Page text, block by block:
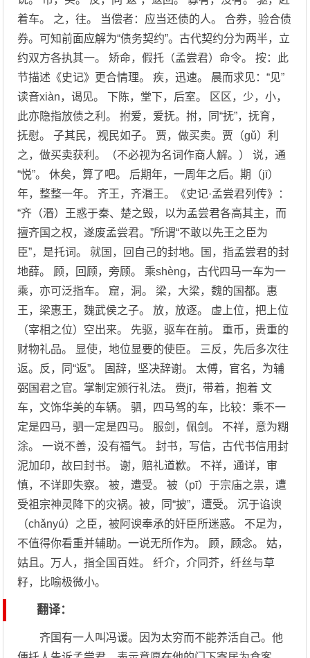
着车。 之，往。 当偿者：应当还债的人。 合券，验合债
券。可知前面应解为“债务契约”。古代契约分为两半，立
约双方各执其一。 矫命，假托（孟尝君）命令。 按：此
节描述《史记》更合情理。 疾，迅速。 晨而求见：“见”
读音xiàn，谒见。 下陈，堂下，后室。 区区，少，小，
此亦隐指放债之利。 拊爱，爱抚。拊，同“抚”，抚育，
抚慰。 子其民，视民如子。 贾，做买卖。贾（gǔ）利
之，做买卖获利。（不必视为名词作商人解。） 说，通
“悦”。 休矣，算了吧。 后期年，一周年之后。期（jī）
年，整整一年。 齐王，齐湣王。《史记·孟尝君列传》：
“齐（湣）王惑于秦、楚之毁，以为孟尝君各高其主，而
擅齐国之权，遂废孟尝君。”所谓“不敢以先王之臣为
臣”，是托词。 就国，回自己的封地。国，指孟尝君的封
地薛。 顾，回顾，旁顾。 乘shèng，古代四马一车为一
乘，亦可泛指车。 窟，洞。 梁，大梁，魏的国都。惠
王，梁惠王，魏武侯之子。 放，放逐。 虚上位，把上位
（宰相之位）空出来。 先驱，驱车在前。 重币，贵重的
财物礼品。 显使，地位显要的使臣。 三反，先后多次往
返。反，同“返”。 固辞，坚决辞谢。 太傅，官名，为辅
弼国君之官。掌制定颁行礼法。 赍jī，带着，抱着 文
车，文饰华美的车辆。 驷，四马驾的车，比较：乘不一
定是四马，驷一定是四马。 服剑，佩剑。 不祥，意为糊
涂。 一说不善，没有福气。 封书，写信，古代书信用封
泥加印，故曰封书。 谢，赔礼道歉。 不祥，通详，审
慎，不详即失察。 被，遭受。 被（pī）于宗庙之祟，遭
受祖宗神灵降下的灾祸。被，同“披”，遭受。 沉于谄谀
（chǎnyú）之臣，被阿谀奉承的奸臣所迷惑。 不足为，
不值得你看重并辅助。一说无所作为。 顾，顾念。 姑，
姑且。万人，指全国百姓。 纤介，介同芥，纤丝与草
籽，比喻极微小。
翻译：
齐国有一人叫冯谖。因为太穷而不能养活自己。他